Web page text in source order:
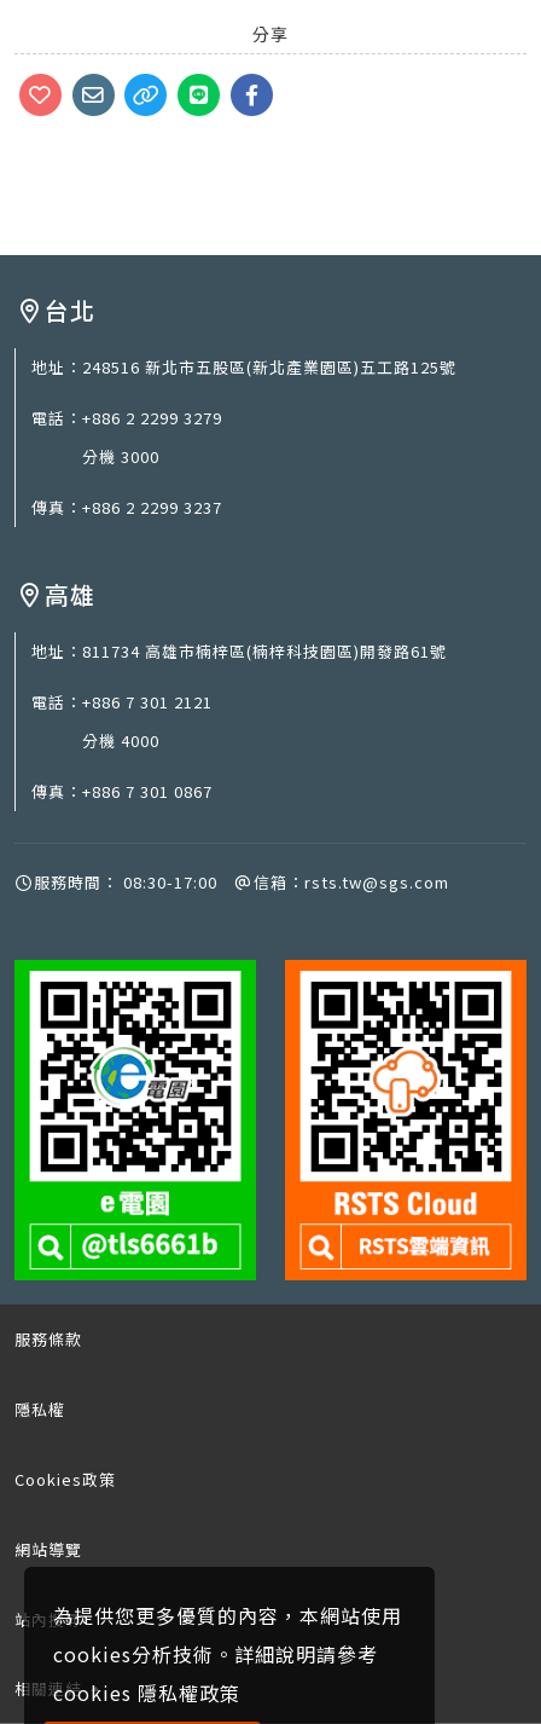
分享
台北
地址： 248516 新北市五股區(新北產業園區)五工路125號
電話： +886 2 2299 3279
分機 3000
傳真： +886 2 2299 3237
高雄
地址： 811734 高雄市楠梓區(楠梓科技園區)開發路61號
電話： +886 7 301 2121
分機 4000
傳真： +886 7 301 0867
服務時間： 08:30-17:00 信箱： rsts.tw@sgs.com
服務條款
隱私權
Cookies政策
網站導覽
站內搜尋
相關連結
為提供您更多優質的內容，本網站使用
cookies分析技術。詳細說明請參考
cookies 隱私權政策